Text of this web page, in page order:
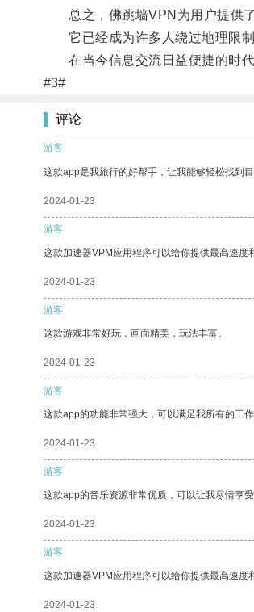
总之，佛跳墙VPN为用户提供了
它已经成为许多人绕过地理限制
在当今信息交流日益便捷的时代
#3#
评论
游客
这款app是我旅行的好帮手，让我能够轻松找到
2024-01-23
游客
这款加速器VPM应用程序可以给你提供最高速度
2024-01-23
游客
这款游戏非常好玩，画面精美，玩法丰富。
2024-01-23
游客
这款app的功能非常强大，可以满足我所有的工
2024-01-23
游客
这款app的音乐资源非常优质，可以让我尽情享受
2024-01-23
游客
这款加速器VPM应用程序可以给你提供最高速度
2024-01-23